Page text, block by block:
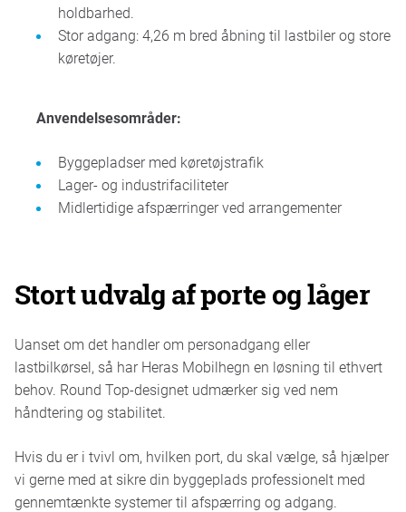
holdbarhed.
Stor adgang: 4,26 m bred åbning til lastbiler og store
køretøjer.
Anvendelsesområder:
Byggepladser med køretøjstrafik
Lager- og industrifaciliteter
Midlertidige afspærringer ved arrangementer
Stort udvalg af porte og låger
Uanset om det handler om personadgang eller
lastbilkørsel, så har Heras Mobilhegn en løsning til ethvert
behov. Round Top-designet udmærker sig ved nem
håndtering og stabilitet.
Hvis du er i tvivl om, hvilken port, du skal vælge, så hjælper
vi gerne med at sikre din byggeplads professionelt med
gennemtænkte systemer til afspærring og adgang.